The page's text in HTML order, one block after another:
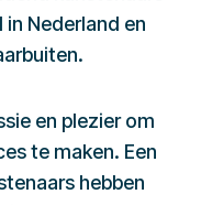
Nederland en
en plezier om
te maken. Een
hebben